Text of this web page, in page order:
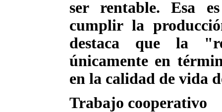
ser rentable. Esa
cumplir la
destaca que la
únicamente en
en la calidad de vida
Trabajo cooperativo